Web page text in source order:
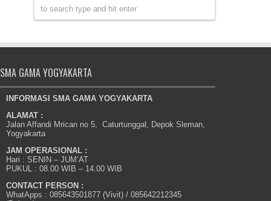
SMA GAMA YOGYAKARTA
INFORMASI SMA GAMA YOGYAKARTA
ALAMAT :
Jalan Affandi Mrican no 5, Caturtunggal, Depok Sleman,
Yogyakarta
JAM OPERASIONAL :
Hari : SENIN – JUM’AT
PUKUL : 08.00 WIB – 14.00 WIB
CONTACT PERSON :
WhatApps : 085643501877 (Vivit) / 085642212345